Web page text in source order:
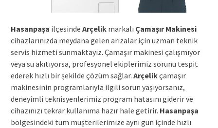
Hasanpaşa ilçesinde Arçelikmarkalı Çamaşır Makinesi
cihazlarınızda meydana gelen arızalar için uzman teknik
servis hizmeti sunmaktayız. Çamaşır makinesi çalışmıyor
veya su akıtıyorsa, profesyonel ekiplerimiz sorunu tespit
ederek hızlı bir şekilde çözüm sağlar. Arçelikçamaşır
makinesinin programlarıyla ilgili sorun yaşıyorsanız,
deneyimli teknisyenlerimiz program hatasını giderir ve
cihazınızı tekrar kullanıma hazır hale getirir. Hasanpaşa
bölgesindeki tüm müşterilerimize aynı gün içinde hızlı